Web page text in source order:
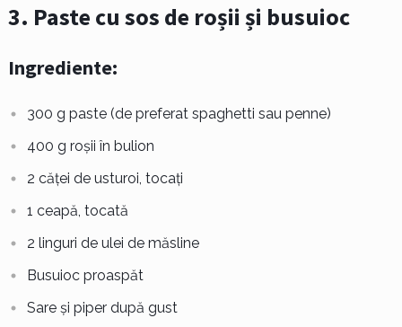
3. Paste cu sos de roșii și busuioc
Ingrediente:
300 g paste (de preferat spaghetti sau penne)
400 g roșii în bulion
2 căței de usturoi, tocați
1 ceapă, tocată
2 linguri de ulei de măsline
Busuioc proaspăt
Sare și piper după gust